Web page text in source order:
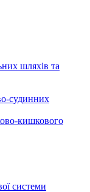
шляхів та
судинних
кишкового
системи